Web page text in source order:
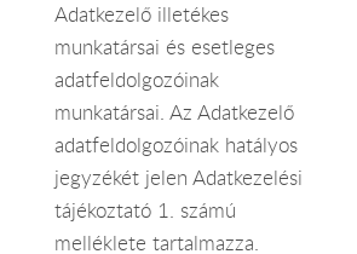
Adatkezelő illetékes
munkatársai és esetleges
adatfeldolgozóinak
munkatársai. Az Adatkezelő
adatfeldolgozóinak hatályos
jegyzékét jelen Adatkezelési
tájékoztató 1. számú
melléklete tartalmazza.